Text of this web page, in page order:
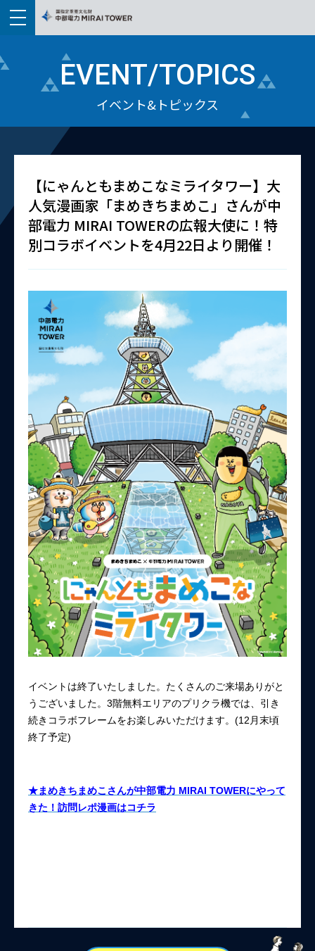
EVENT/TOPICS
イベント&トピックス
【にゃんともまめこなミライタワー】大
人気漫画家「まめきちまめこ」さんが中
部電力 MIRAI TOWERの広報大使に！特
別コラボイベントを4月22日より開催！
イベントは終了いたしました。たくさんのご来場ありがと
うございました。3階無料エリアのプリクラ機では、引き
続きコラボフレームをお楽しみいただけます。(12月末頃
終了予定)
★まめきちまめこさんが中部電力 MIRAI TOWERにやって
きた！訪問レポ漫画はコチラ